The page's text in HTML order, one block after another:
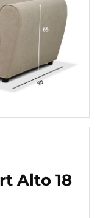
Alto 18